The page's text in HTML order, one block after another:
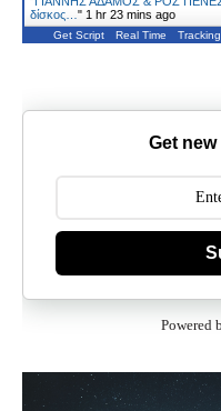
δίσκος… " 1 hr 23 mins ago
Get Script Real Time
Get
Powered